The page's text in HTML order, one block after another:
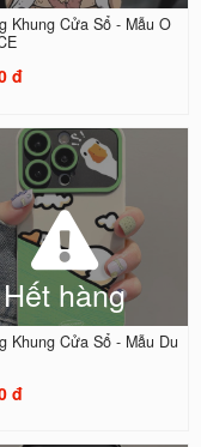
Khung Cửa Sổ - Mẫu O
đ
Hết hàng
Khung Cửa Sổ - Mẫu Du
đ